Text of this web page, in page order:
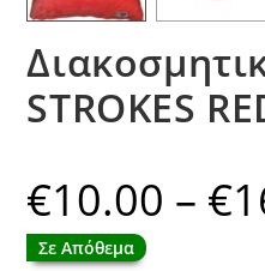
STROKES
€10.00 – €
Σε Απόθεμα